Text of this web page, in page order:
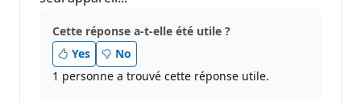
Cette réponse a-t-elle été utile ?
Yes
No
1 personne a trouvé cette réponse utile.